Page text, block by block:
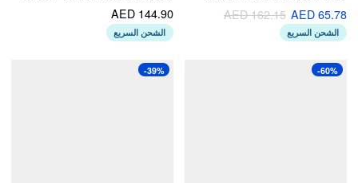
AED 65.78
AED 162.15
الشحن السريع
AED 144.90
الشحن السريع
-60%
-39%